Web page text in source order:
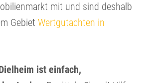
mit und sind deshalb
Gebiet Wertgutachten in
ist einfach,